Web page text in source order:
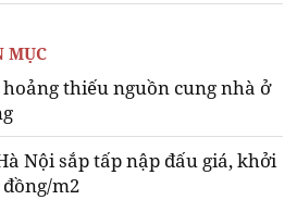
MỤC
thiếu nguồn cung nhà ở
Nội sắp tấp nập đấu giá, khởi
m2